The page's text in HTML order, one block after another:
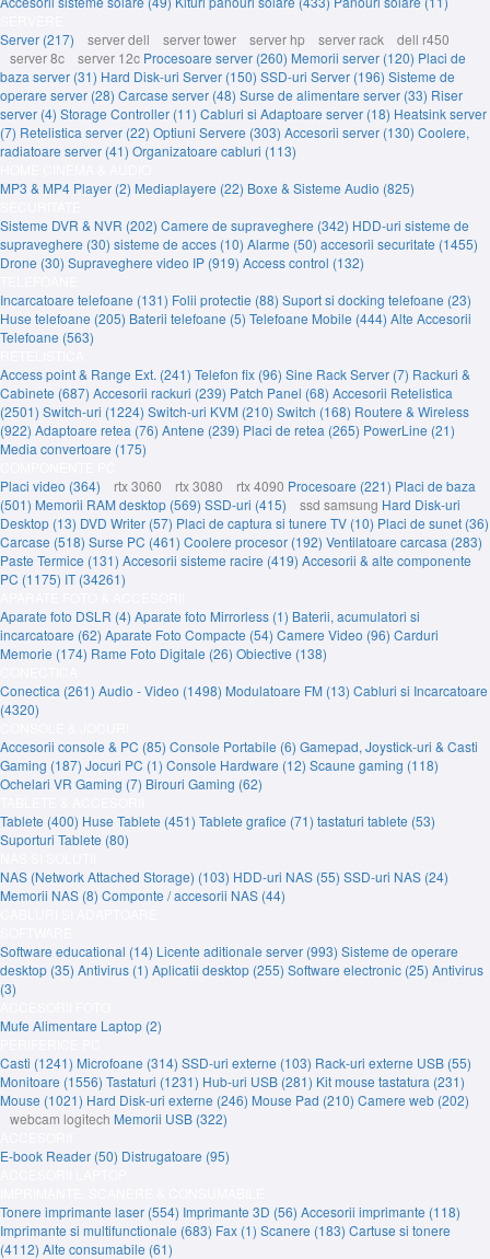
Server (217)
server dell server tower server hp server rack
dell r450
server 8c
server 12c Procesoare server (260) Memorii server (120) Placi de
baza server (31) Hard Disk-uri Server (150) SSD-uri Server (196) Sisteme de
operare server (28) Carcase server (48) Surse de alimentare server (33) Riser
server (4) Storage Controller (11) Cabluri si Adaptoare server (18) Heatsink server
(7) Retelistica server (22) Optiuni Servere (303) Accesorii server (130) Coolere,
radiatoare server (41) Organizatoare cabluri (113)
MP3 & MP4 Player (2) Mediaplayere (22) Boxe & Sisteme Audio (825)
Sisteme DVR & NVR (202) Camere de supraveghere (342) HDD-uri sisteme de
supraveghere (30) sisteme de acces (10) Alarme (50) accesorii securitate (1455)
Drone (30) Supraveghere video IP (919) Access control (132)
Incarcatoare telefoane (131) Folii protectie (88) Suport si docking telefoane (23)
Huse telefoane (205) Baterii telefoane (5) Telefoane Mobile (444) Alte Accesorii
Telefoane (563)
Access point & Range Ext. (241) Telefon fix (96) Sine Rack Server (7) Rackuri &
Cabinete (687) Accesorii rackuri (239) Patch Panel (68) Accesorii Retelistica
(2501) Switch-uri (1224) Switch-uri KVM (210) Switch (168) Routere & Wireless
(922) Adaptoare retea (76) Antene (239) Placi de retea (265) PowerLine (21)
Media convertoare (175)
Placi video (364)
rtx 3060 rtx 3080 rtx 4090 Procesoare (221) Placi de baza
(501) Memorii RAM desktop (569) SSD-uri (415) ssd samsung Hard Disk-uri
Desktop (13) DVD Writer (57) Placi de captura si tunere TV (10) Placi de sunet (36)
Carcase (518) Surse PC (461) Coolere procesor (192) Ventilatoare carcasa (283)
Paste Termice (131) Accesorii sisteme racire (419) Accesorii & alte componente
PC (1175) IT (34261)
Aparate foto DSLR (4) Aparate foto Mirrorless (1) Baterii, acumulatori si
incarcatoare (62) Aparate Foto Compacte (54) Camere Video (96) Carduri
Memorie (174) Rame Foto Digitale (26) Obiective (138)
Conectica (261) Audio - Video (1498) Modulatoare FM (13) Cabluri si Incarcatoare
(4320)
Accesorii console & PC (85) Console Portabile (6) Gamepad, Joystick-uri & Casti
Gaming (187) Jocuri PC (1) Console Hardware (12) Scaune gaming (118)
Ochelari VR Gaming (7) Birouri Gaming (62)
Tablete (400) Huse Tablete (451) Tablete grafice (71) tastaturi tablete (53)
Suporturi Tablete (80)
NAS (Network Attached Storage) (103) HDD-uri NAS (55) SSD-uri NAS (24)
Memorii NAS (8) Componte / accesorii NAS (44)
Software educational (14) Licente aditionale server (993) Sisteme de operare
desktop (35) Antivirus (1) Aplicatii desktop (255) Software electronic (25) Antivirus
(3)
Mufe Alimentare Laptop (2)
Casti (1241) Microfoane (314) SSD-uri externe (103) Rack-uri externe USB (55)
Monitoare (1556) Tastaturi (1231) Hub-uri USB (281) Kit mouse tastatura (231)
Mouse (1021) Hard Disk-uri externe (246) Mouse Pad (210) Camere web (202)
webcam logitech Memorii USB (322)
E-book Reader (50) Distrugatoare (95)
Tonere imprimante laser (554) Imprimante 3D (56) Accesorii imprimante (118)
Imprimante si multifunctionale (683) Fax (1) Scanere (183) Cartuse si tonere
(4112) Alte consumabile (61)